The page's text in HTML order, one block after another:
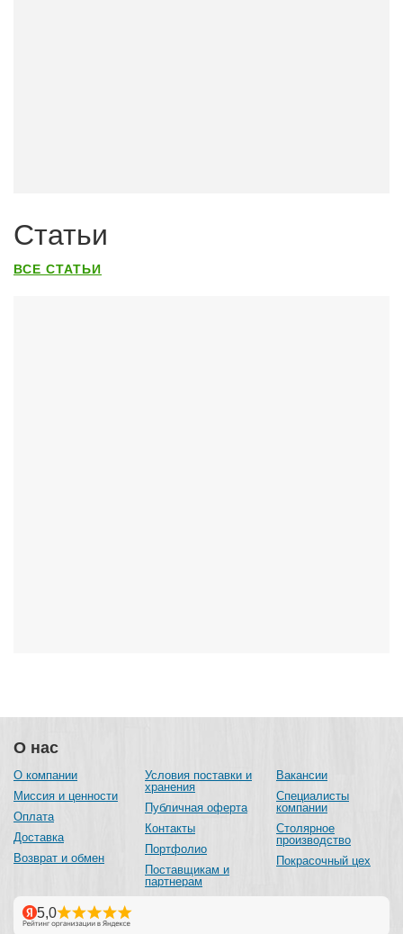
Статьи
ВСЕ СТАТЬИ
О нас
О компании
Миссия и ценности
Оплата
Доставка
Возврат и обмен
Условия поставки и
хранения
Публичная оферта
Контакты
Портфолио
Поставщикам и
партнерам
Вакансии
Специалисты
компании
Столярное
производство
Покрасочный цех